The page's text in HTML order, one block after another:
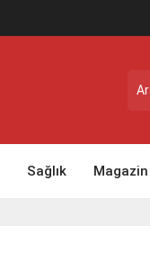
Sağlık Magazin